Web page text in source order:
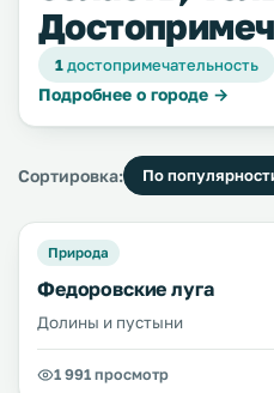
1достопримечательность
Подробнее о городе →
Сортировка: По
Природа
Федоровские луга
Долины и пустыни
1 991 просмотр